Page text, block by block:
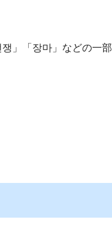
」「장마」などの一部